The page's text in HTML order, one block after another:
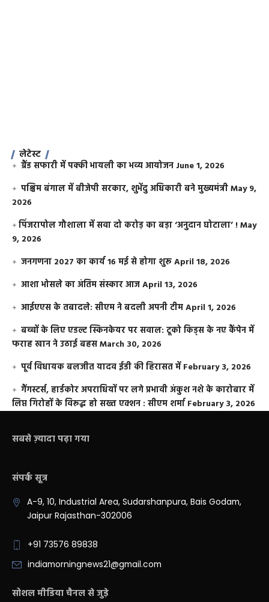
लेटेस्ट
ग्रैंड सफारी में पक्की भायली का भव्य आयोजन June 1, 2026
पश्चिम बंगाल में बीजेपी सरकार, शुभेंदु अधिकारी बने मुख्यमंत्रीMay 9,
2026
​पिंजरापोल गौशाला में सवा दो करोड़ का बड़ा ‘अनुदान घोटाला’ !May
9, 2026
जनगणना 2027 का कार्य 16 मई से होगा शुरूApril 18, 2026
आशा भोसले का अंतिम संस्कार आजApril 13, 2026
आईएएस के तबादले: सीएम ने बदली अपनी टीमApril 1, 2026
बच्चों के लिए एडल्ट स्किनकेयर पर सवाल: टूको किड्स के नए कैंपेन में
फराह खान ने उठाई बहसMarch 30, 2026
पूर्व विधायक बलजीत यादव ईडी की हिरासत में February 3, 2026
गैंगस्टर्स, हार्डकोर अपराधियों पर लगे प्रभावी अंकुश नशे के कारोबार में
लिप्त गिरोहों के विरूद्ध हो सख्त एक्शन : सीएम शर्मा February 3, 2026
सबसे ज़्यादा पढ़ा गया
संपर्क सूत्र
A-9, 10, Industrial Area, Sudarshanpura, Bais Godam,
Jaipur Rajasthan-302006
+91 73576 89838
indiamorningnews21@gmail.com
सोशल मीडिया चैनल से जुड़े